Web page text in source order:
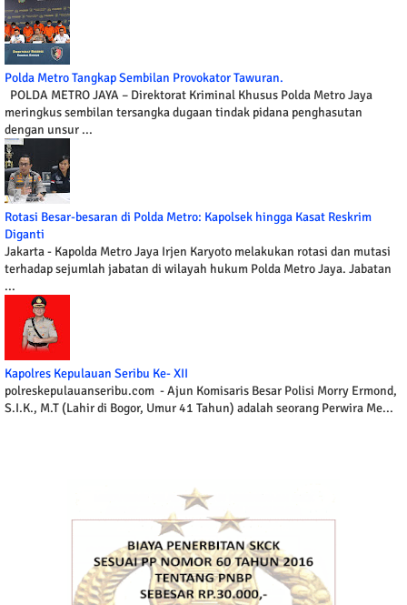
Polda Metro Tangkap Sembilan Provokator Tawuran.
POLDA METRO JAYA – Direktorat Kriminal Khusus Polda Metro Jaya
meringkus sembilan tersangka dugaan tindak pidana penghasutan
dengan unsur ...
Rotasi Besar-besaran di Polda Metro: Kapolsek hingga Kasat Reskrim
Diganti
Jakarta - Kapolda Metro Jaya Irjen Karyoto melakukan rotasi dan mutasi
terhadap sejumlah jabatan di wilayah hukum Polda Metro Jaya. Jabatan
...
Kapolres Kepulauan Seribu Ke- XII
polreskepulauanseribu.com - Ajun Komisaris Besar Polisi Morry Ermond,
S.I.K., M.T (Lahir di Bogor, Umur 41 Tahun) adalah seorang Perwira Me...